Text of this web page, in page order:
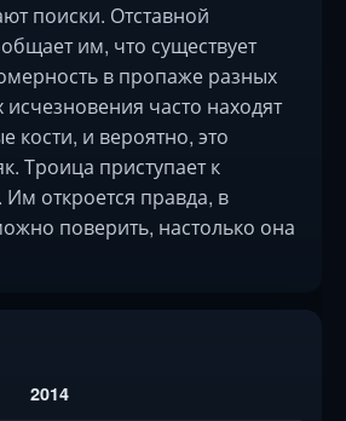
поиски. Отставной
им, что существует
в пропаже разных
часто находят
кости, и вероятно, это
Троица приступает к
откроется правда, в
поверить, настолько она
2014